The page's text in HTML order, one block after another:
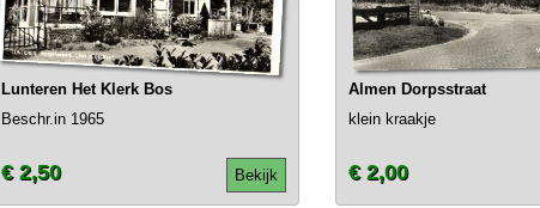
Lunteren Het Klerk Bos
Beschr.in 1965
Bekijk
€ 2,50
Almen Dorpsstraat
klein kraakje
€ 2,00